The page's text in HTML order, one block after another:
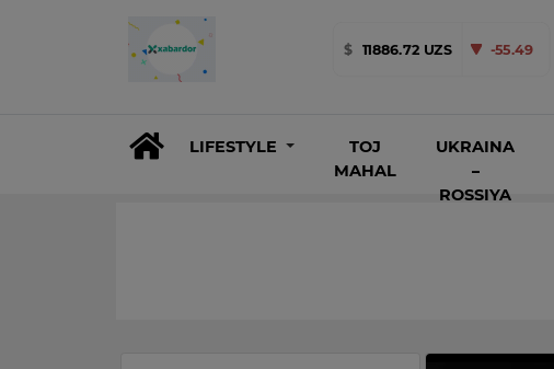
$ 11886.72 UZS -55.49
LIFESTYLE
TOJ
MAHAL
UKRAINA
–
ROSSIYA